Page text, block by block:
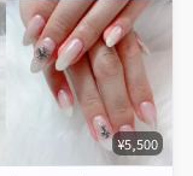
¥5,500